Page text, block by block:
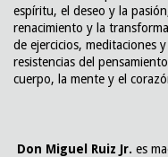
espíritu, el deseo y la
renacimiento y la
de ejercicios, meditaciones
resistencias del
cuerpo, la mente y el
Don Miguel Ruiz Jr. es